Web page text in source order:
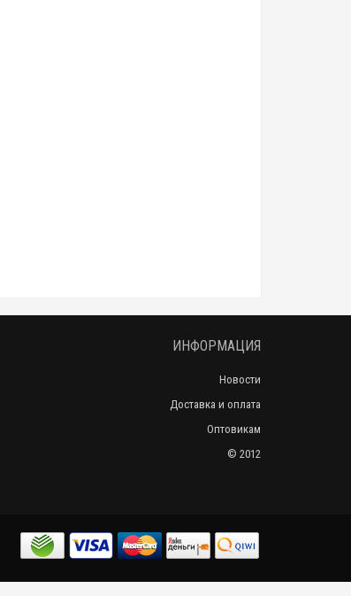
ИНФОРМАЦИЯ
Новости
Доставка и оплата
Оптовикам
© 2012